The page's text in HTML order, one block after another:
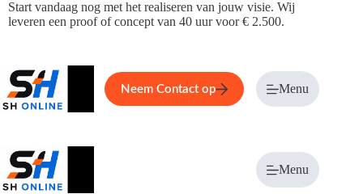
Ga
naar
Start vandaag nog met het realiseren van jouw visie. Wij
leveren een proof of concept van 40 uur voor € 2.500.
Home Service Over ons
Neem Contact op Menu
Menu